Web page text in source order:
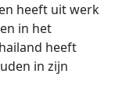
heeft uit werk
in het
heeft
in zijn